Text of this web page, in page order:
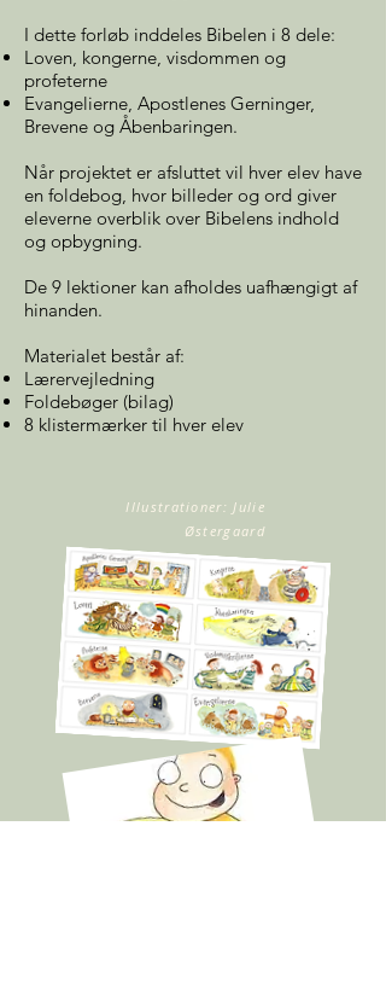
I dette forløb inddeles Bibelen i 8 dele:
Loven, kongerne, visdommen og
profeterne
Evangelierne, Apostlenes Gerninger,
Brevene og Åbenbaringen.
Når projektet er afsluttet vil hver elev have
en foldebog, hvor billeder og ord giver
eleverne overblik over Bibelens indhold
og opbygning.
De 9 lektioner kan afholdes uafhængigt af
hinanden.
Materialet består af:
Lærervejledning
Foldebøger (bilag)
8 klistermærker til hver elev
Illustrationer: Julie
Østergaard